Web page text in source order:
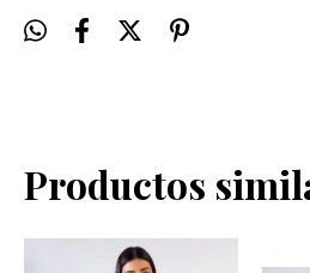
Productos